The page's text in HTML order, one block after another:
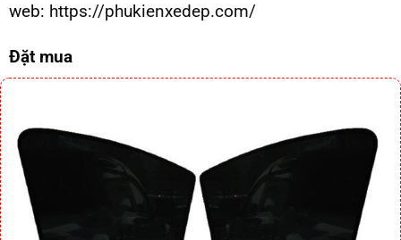
web: https://phukienxedep.com/
Đặt mua